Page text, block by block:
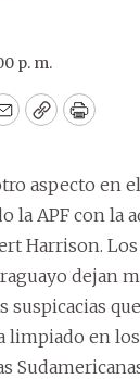
p. m.
EmailCopyPrint
aspecto en
la APF con la
Harrison.
dejan
suspicacias
limpiado en